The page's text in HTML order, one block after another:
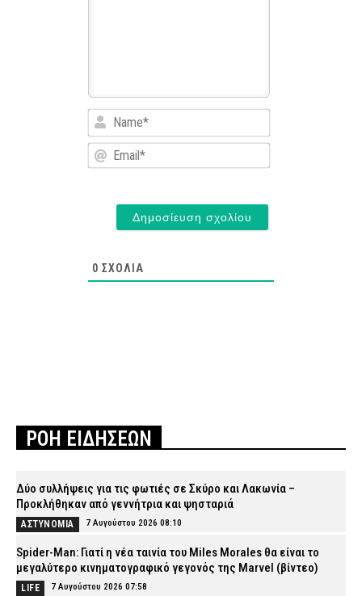
Name*
Email*
0 ΣΧΌΛΙΑ
ΡΟΗ ΕΙΔΗΣΕΩΝ
Δύο συλλήψεις για τις φωτιές σε Σκύρο και Λακωνία –
Προκλήθηκαν από γεννήτρια και ψησταριά
ΑΣΤΥΝΟΜΙΑ 7 Αυγούστου 2026 08:10
Spider-Man: Γιατί η νέα ταινία του Miles Morales θα είναι το
μεγαλύτερο κινηματογραφικό γεγονός της Marvel (βίντεο)
LIFE 7 Αυγούστου 2026 07:58